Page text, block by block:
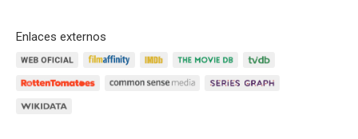
Enlaces externos